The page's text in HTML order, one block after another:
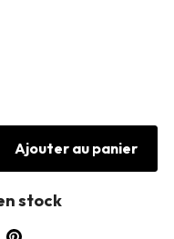
Ajouter au panier
stock